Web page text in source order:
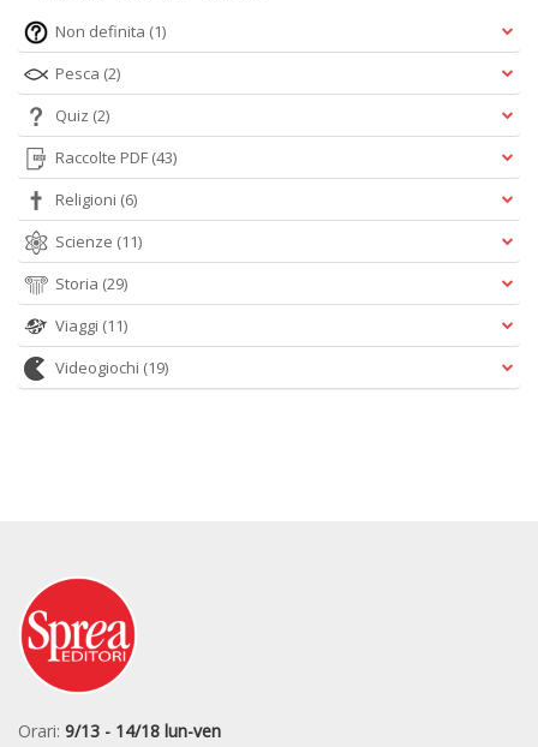
Non definita (1)
Pesca (2)
Quiz (2)
Raccolte PDF (43)
Religioni (6)
Scienze (11)
Storia (29)
Viaggi (11)
Videogiochi (19)
Orari: 9/13 - 14/18 lun-ven